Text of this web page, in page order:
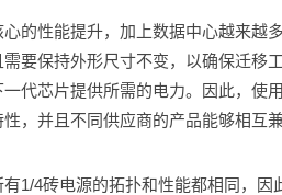
心的性能提升，加上数据中心越来越
要保持外形尺寸不变，以确保迁移
代芯片提供所需的电力。因此，使
，并且不同供应商的产品能够相互
1/4砖电源的拓扑和性能都相同，